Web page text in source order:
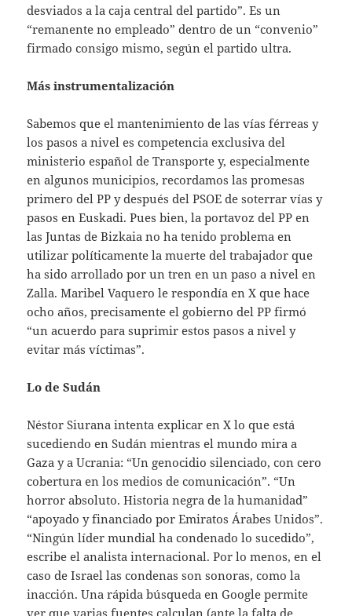
desviados a la caja central del partido”. Es un
“remanente no empleado” dentro de un “convenio”
firmado consigo mismo, según el partido ultra.
Más instrumentalización
Sabemos que el mantenimiento de las vías férreas y
los pasos a nivel es competencia exclusiva del
ministerio español de Transporte y, especialmente
en algunos municipios, recordamos las promesas
primero del PP y después del PSOE de soterrar vías y
pasos en Euskadi. Pues bien, la portavoz del PP en
las Juntas de Bizkaia no ha tenido problema en
utilizar políticamente la muerte del trabajador que
ha sido arrollado por un tren en un paso a nivel en
Zalla. Maribel Vaquero le respondía en X que hace
ocho años, precisamente el gobierno del PP firmó
“un acuerdo para suprimir estos pasos a nivel y
evitar más víctimas”.
Lo de Sudán
Néstor Siurana intenta explicar en X lo que está
sucediendo en Sudán mientras el mundo mira a
Gaza y a Ucrania: “Un genocidio silenciado, con cero
cobertura en los medios de comunicación”. “Un
horror absoluto. Historia negra de la humanidad”
“apoyado y financiado por Emiratos Árabes Unidos”.
“Ningún líder mundial ha condenado lo sucedido”,
escribe el analista internacional. Por lo menos, en el
caso de Israel las condenas son sonoras, como la
inacción. Una rápida búsqueda en Google permite
ver que varias fuentes calculan (ante la falta de